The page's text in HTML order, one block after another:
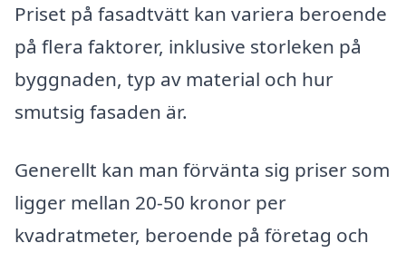
Priset på fasadtvätt kan variera beroende
på flera faktorer, inklusive storleken på
byggnaden, typ av material och hur
smutsig fasaden är.
Generellt kan man förvänta sig priser som
ligger mellan 20-50 kronor per
kvadratmeter, beroende på företag och